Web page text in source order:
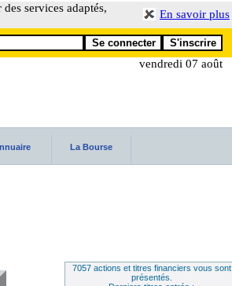
services adaptés,
En savoir plus
vendredi 07 août
La Bourse
7057 actions et titres financiers vous sont
présentés.